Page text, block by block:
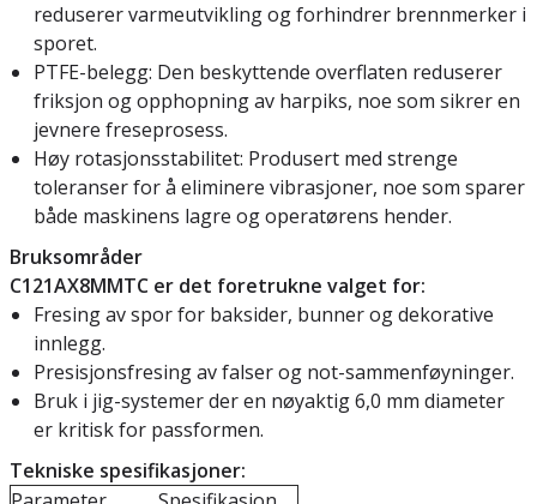
reduserer varmeutvikling og forhindrer brennmerker i
sporet.
PTFE-belegg: Den beskyttende overflaten reduserer
friksjon og opphopning av harpiks, noe som sikrer en
jevnere freseprosess.
Høy rotasjonsstabilitet: Produsert med strenge
toleranser for å eliminere vibrasjoner, noe som sparer
både maskinens lagre og operatørens hender.
Bruksområder
C121AX8MMTC er det foretrukne valget for:
Fresing av spor for baksider, bunner og dekorative
innlegg.
Presisjonsfresing av falser og not-sammenføyninger.
Bruk i jig-systemer der en nøyaktig 6,0 mm diameter
er kritisk for passformen.
Tekniske spesifikasjoner: